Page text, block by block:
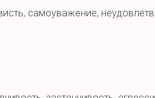
самоуважение,